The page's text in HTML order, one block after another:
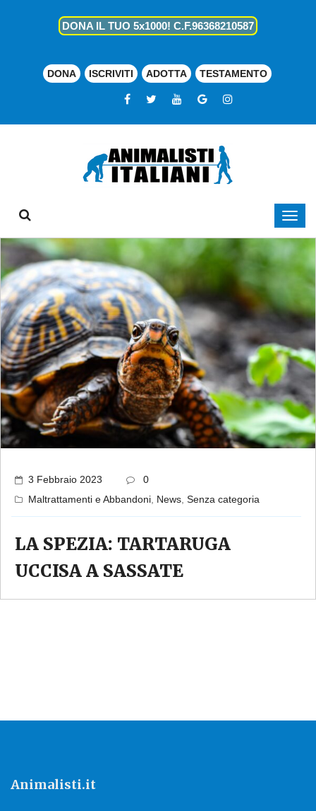
DONA IL TUO 5x1000! C.F.96368210587
DONA ISCRIVITI ADOTTA TESTAMENTO
3 Febbraio 2023
0
Maltrattamenti e Abbandoni, News, Senza categoria
LA SPEZIA: TARTARUGA
UCCISA A SASSATE
Animalisti.it